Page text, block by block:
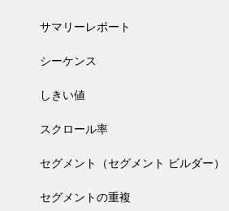
サマリーレポート
シーケンス
しきい値
スクロール率
セグメント（セグメント ビルダー）
セグメントの重複